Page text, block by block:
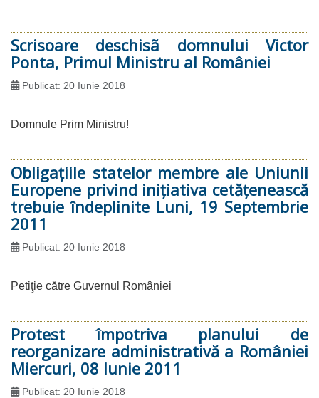
Scrisoare deschisã domnului Victor
Ponta, Primul Ministru al României
Publicat: 20 Iunie 2018
Domnule Prim Ministru!
Obligaţiile statelor membre ale Uniunii
Europene privind iniţiativa cetăţenească
trebuie îndeplinite Luni, 19 Septembrie
2011
Publicat: 20 Iunie 2018
Petiţie către Guvernul României
Protest împotriva planului de
reorganizare administrativă a României
Miercuri, 08 Iunie 2011
Publicat: 20 Iunie 2018